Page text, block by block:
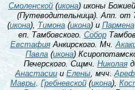
Смоленской(икона) иконы
(Путеводительница). Апп. от
(икона), Тимона(икона) и Пармена
еп. Тамбовского. Собор
ЕвстафияАнкирского. Мч.
Павла (икона)
Печерского. Сщмч. Николая
Анастасиии Елены , мчч.
Мавры Гребневской (икона),